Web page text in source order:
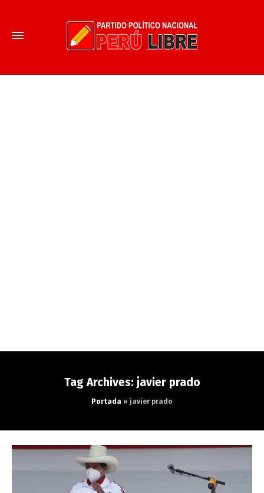
Tag Archives: javier prado
Portada » javier prado